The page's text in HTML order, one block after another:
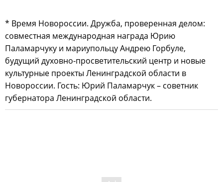
* Время Новороссии. Дружба, проверенная делом:
совместная международная награда Юрию
Паламарчуку и мариупольцу Андрею Горбуле,
будущий духовно-просветительский центр и новые
культурные проекты Ленинградской области в
Новороссии. Гость: Юрий Паламарчук – советник
губернатора Ленинградской области.